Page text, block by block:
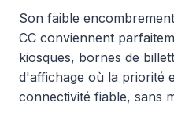
Son faible
CC conviennent
kiosques, bornes de
d'affichage où la priorité
connectivité fiable, sans